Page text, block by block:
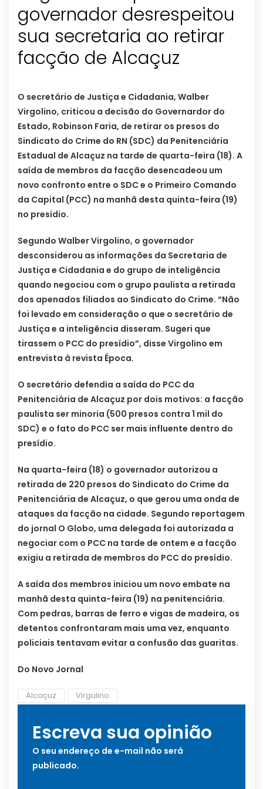
governador desrespeitou
sua secretaria ao retirar
facção de Alcaçuz
O secretário de Justiça e Cidadania, Walber
Virgolino, criticou a decisão do Governardor do
Estado, Robinson Faria, de retirar os presos do
Sindicato do Crime do RN (SDC) da Penitenciária
Estadual de Alcaçuz na tarde de quarta-feira (18). A
saída de membros da facção desencadeou um
novo confronto entre o SDC e o Primeiro Comando
da Capital (PCC) na manhã desta quinta-feira (19)
no presídio.
Segundo Walber Virgolino, o governador
desconsiderou as informações da Secretaria de
Justiça e Cidadania e do grupo de inteligência
quando negociou com o grupo paulista a retirada
dos apenados filiados ao Sindicato do Crime. “Não
foi levado em consideração o que o secretário de
Justiça e a inteligência disseram. Sugeri que
tirassem o PCC do presídio”, disse Virgolino em
entrevista à revista Época.
O secretário defendia a saída do PCC da
Penitenciária de Alcaçuz por dois motivos: a facção
paulista ser minoria (500 presos contra 1 mil do
SDC) e o fato do PCC ser mais influente dentro do
presídio.
Na quarta-feira (18) o governador autorizou a
retirada de 220 presos do Sindicato do Crime da
Penitenciária de Alcaçuz, o que gerou uma onda de
ataques da facção na cidade. Segundo reportagem
do jornal O Globo, uma delegada foi autorizada a
negociar com o PCC na tarde de ontem e a facção
exigiu a retirada de membros do PCC do presídio.
A saída dos membros iniciou um novo embate na
manhã desta quinta-feira (19) na penitenciária.
Com pedras, barras de ferro e vigas de madeira, os
detentos confrontaram mais uma vez, enquanto
policiais tentavam evitar a confusão das guaritas.
Do Novo Jornal
Alcaçuz Virgulino
Escreva sua opinião
O seu endereço de e-mail não será
publicado.